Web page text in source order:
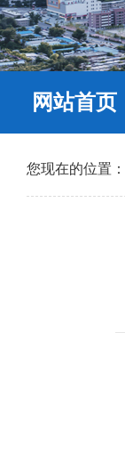
网站首页
您现在的位置：